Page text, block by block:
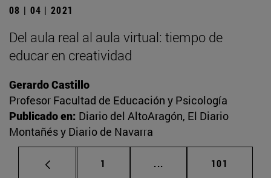
08 | 04 | 2021
Del aula real al aula virtual: tiempo de
educar en creatividad
Gerardo Castillo
Profesor Facultad de Educación y Psicología
Publicado en: Diario del AltoAragón, El Diario
Montañés y Diario de Navarra
Página
1 ... Páginas intermedias
Página
101